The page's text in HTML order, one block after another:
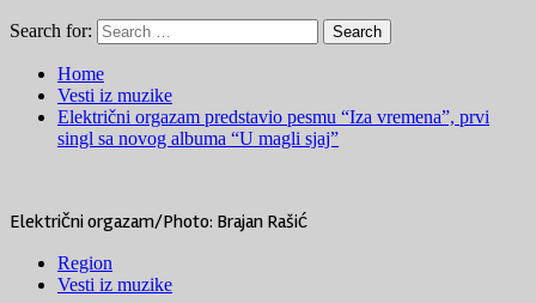
Search for:
Home
Vesti iz muzike
Električni orgazam predstavio pesmu “Iza vremena”, prvi
singl sa novog albuma “U magli sjaj”
Električni orgazam/Photo: Brajan Rašić
Region
Vesti iz muzike